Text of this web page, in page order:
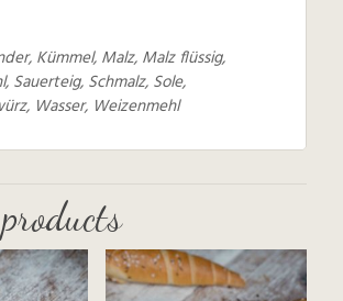
Kümmel, Malz, Malz flüssig,
Sauerteig, Schmalz, Sole,
Wasser, Weizenmehl